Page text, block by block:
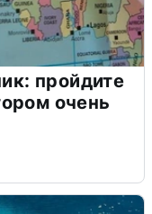
пройдите
очень